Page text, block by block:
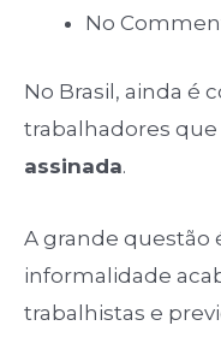
No
No Brasil, ainda é
trabalhadores
assinada.
A grande questão
informalidade
trabalhistas e